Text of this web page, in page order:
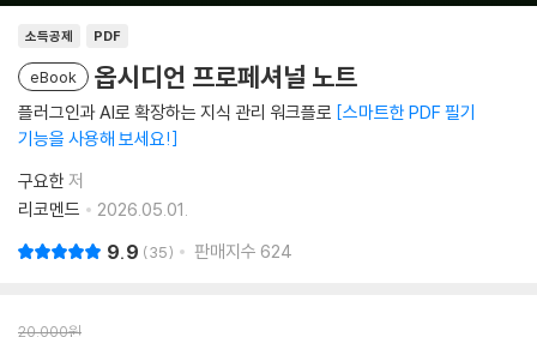
소득공제 PDF
eBook 옵시디언 프로페셔널 노트
플러그인과 AI로 확장하는 지식 관리 워크플로 스마트한 PDF 필기
기능을 사용해 보세요!
구요한 저
리코멘드
2026.05.01.
9.9 35 판매지수 624
20,000원